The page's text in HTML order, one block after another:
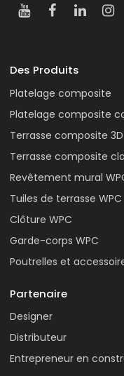
Des Produits
Platelage composite
Platelage composite
Terrasse composite 3D
Terrasse composite
Revêtement mural
Tuiles de terrasse WPC
Clôture WPC
Garde-corps WPC
Poutrelles et
Partenaire
Designer
Distributeur
Entrepreneur en